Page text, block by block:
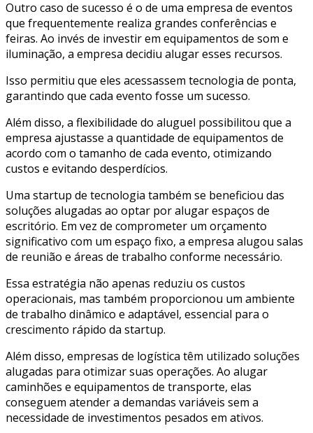
Outro caso de sucesso é o de uma empresa de eventos
que frequentemente realiza grandes conferências e
feiras. Ao invés de investir em equipamentos de som e
iluminação, a empresa decidiu alugar esses recursos.
Isso permitiu que eles acessassem tecnologia de ponta,
garantindo que cada evento fosse um sucesso.
Além disso, a flexibilidade do aluguel possibilitou que a
empresa ajustasse a quantidade de equipamentos de
acordo com o tamanho de cada evento, otimizando
custos e evitando desperdícios.
Uma startup de tecnologia também se beneficiou das
soluções alugadas ao optar por alugar espaços de
escritório. Em vez de comprometer um orçamento
significativo com um espaço fixo, a empresa alugou salas
de reunião e áreas de trabalho conforme necessário.
Essa estratégia não apenas reduziu os custos
operacionais, mas também proporcionou um ambiente
de trabalho dinâmico e adaptável, essencial para o
crescimento rápido da startup.
Além disso, empresas de logística têm utilizado soluções
alugadas para otimizar suas operações. Ao alugar
caminhões e equipamentos de transporte, elas
conseguem atender a demandas variáveis sem a
necessidade de investimentos pesados em ativos.